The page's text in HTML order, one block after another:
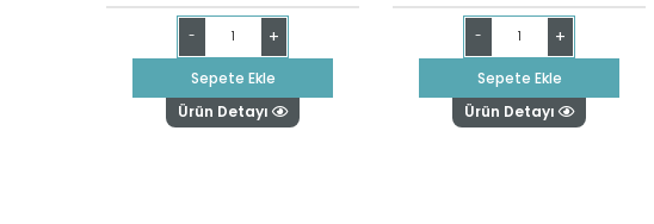
- +
Sepete Ekle
Ürün Detayı
- +
Sepete Ekle
Ürün Detayı